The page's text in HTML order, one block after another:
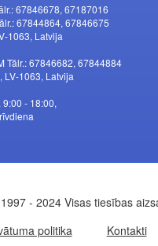
67846678, 67187016
67844864, 67846675
1063, Latvija
Tālr.: 67846682, 67844884
LV-1063, Latvija
9:00 - 18:00,
- 2024 Visas tiesības
politika
Kontakti